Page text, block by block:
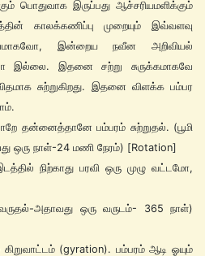
பொதுவாக இருப்பது ஆச்சரியமளிக்கும்
காலக்கணிப்பு முறையும் இவ்வளவு
இன்றைய நவீன அறிவியல்
இல்லை. இதனை சற்று சுருக்கமாகவே
சுற்றுகிறது. இதனை விளக்க பம்பர
தன்னைத்தானே பம்பரம் சுற்றுதல். (பூமி
ஒரு நாள்-24 மணி நேரம்) [Rotation]
நிற்காது பரவி ஒரு முழு வட்டமோ,
வருதல்-அதாவது ஒரு வருடம்- 365 நாள்)
(gyration). பம்பரம் ஆடி ஓயும்